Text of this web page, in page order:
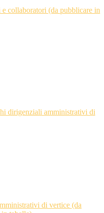
e collaboratori (da pubblicare in
dirigenziali amministrativi di
di vertice (da